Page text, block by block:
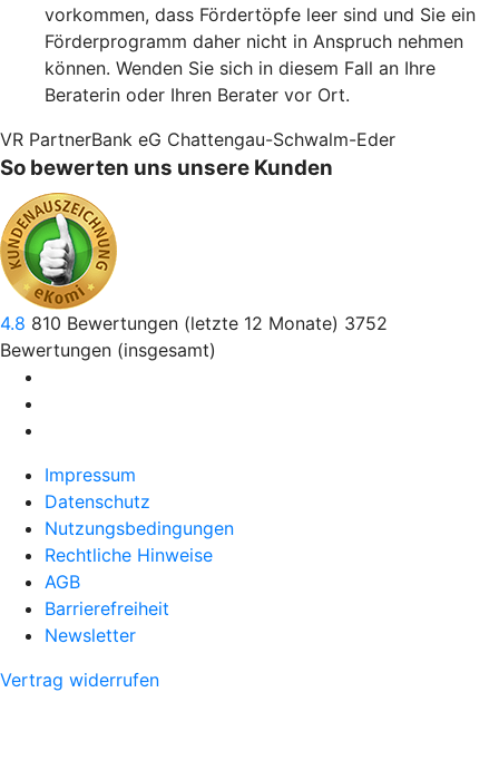
vorkommen, dass Fördertöpfe leer sind und Sie ein
Förderprogramm daher nicht in Anspruch nehmen
können. Wenden Sie sich in diesem Fall an Ihre
Beraterin oder Ihren Berater vor Ort.
VR PartnerBank eG Chattengau-Schwalm-Eder
So bewerten uns unsere Kunden
4.8 810 Bewertungen (letzte 12 Monate) 3752
Bewertungen (insgesamt)
Impressum
Datenschutz
Nutzungsbedingungen
Rechtliche Hinweise
AGB
Barrierefreiheit
Newsletter
Vertrag widerrufen